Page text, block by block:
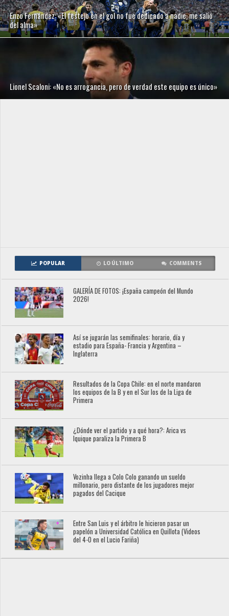
Enzo Fernández: «El festejo en el gol no fue dedicado a nadie, me salió
del alma»
Lionel Scaloni: «No es arrogancia, pero de verdad este equipo es único»
POPULAR LO ÚLTIMO COMMENTS
GALERÍA DE FOTOS: ¡España campeón del Mundo
2026!
Así se jugarán las semifinales: horario, día y
estadio para España- Francia y Argentina –
Inglaterra
Resultados de la Copa Chile: en el norte mandaron
los equipos de la B y en el Sur los de la Liga de
Primera
¿Dónde ver el partido y a qué hora?: Arica vs
Iquique paraliza la Primera B
Vozinha llega a Colo Colo ganando un sueldo
millonario, pero distante de los jugadores mejor
pagados del Cacique
Entre San Luis y el árbitro le hicieron pasar un
papelón a Universidad Católica en Quillota (Videos
del 4-0 en el Lucio Fariña)